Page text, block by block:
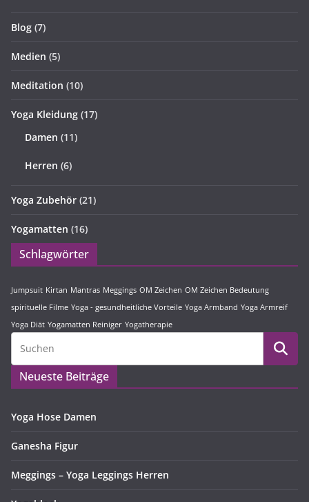
Blog (7)
Medien (5)
Meditation (10)
Yoga Kleidung (17)
Damen (11)
Herren (6)
Yoga Zubehör (21)
Yogamatten (16)
Schlagwörter
Jumpsuit Kirtan Mantras Meggings OM Zeichen OM Zeichen Bedeutung
spirituelle Filme Yoga - gesundheitliche Vorteile Yoga Armband Yoga Armreif
Yoga Diät Yogamatten Reiniger Yogatherapie
Neueste Beiträge
Yoga Hose Damen
Ganesha Figur
Meggings – Yoga Leggings Herren